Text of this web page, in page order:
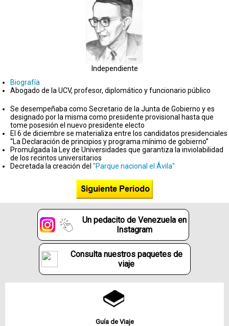
Independiente
Biografía
Abogado de la UCV, profesor, diplomático y funcionario público
Se desempeñaba como Secretario de la Junta de Gobierno y es
designado por la misma como presidente provisional hasta que
tome posesión el nuevo presidente electo
El 6 de diciembre se materializa entre los candidatos presidenciales
“La Declaración de principios y programa mínimo de gobierno”
Promulgada la Ley de Universidades que garantiza la inviolabilidad
de los recintos universitarios
Decretada la creación del "Parque nacional el Ávila"
Un pedacito de Venezuela en
Instagram
Consulta nuestros paquetes de
viaje
Guía de Viaje